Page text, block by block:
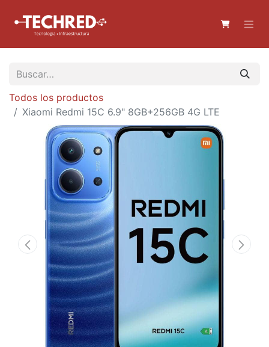
Todos los productos
Xiaomi Redmi 15C 6.9" 8GB+256GB 4G LTE